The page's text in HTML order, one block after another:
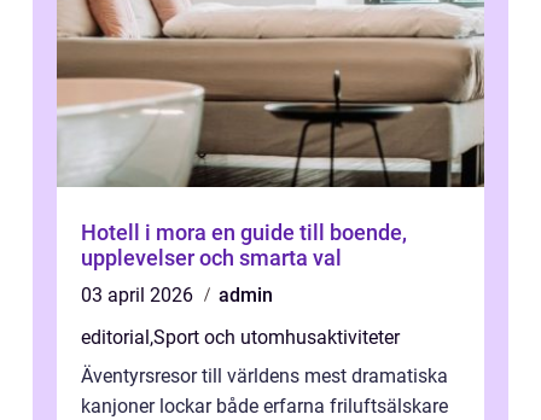
Hotell i mora en guide till boende,
upplevelser och smarta val
03 april 2026
admin
editorial,Sport och utomhusaktiviteter
Äventyrsresor till världens mest dramatiska
kanjoner lockar både erfarna friluftsälskare